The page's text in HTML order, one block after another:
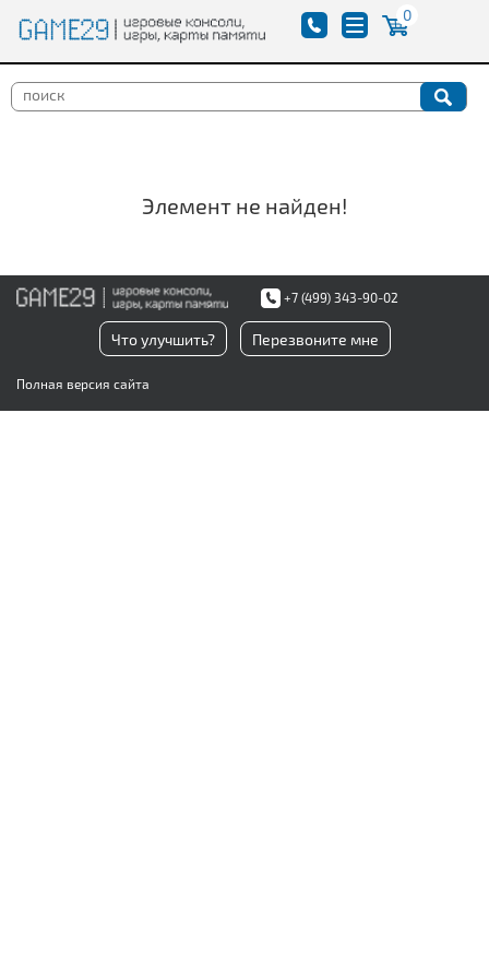
0
Элемент не найден!
+7 (499) 343-90-02
Что улучшить? Перезвоните мне
Полная версия сайта